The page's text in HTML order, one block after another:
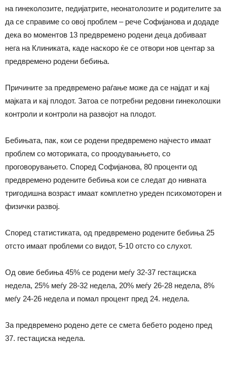
на гинеколозите, педијатрите, неонатолозите и родителите за
да се справиме со овој проблем – рече Софијанова и додаде
дека во моментов 13 предвремено родени деца добиваат
нега на Клиниката, каде наскоро ќе се отвори нов центар за
предвремено родени бебиња.
Причините за предвремено раѓање може да се најдат и кај
мајката и кај плодот. Затоа се потребни редовни гинеколошки
контроли и контроли на развојот на плодот.
Бебињата, пак, кои се родени предвремено најчесто имаат
проблем со моториката, со проодувањњето, со
проговорувањето. Според Софијанова, 80 проценти од
предвремено родените бебиња кои се следат до нивната
тригодишна возраст имаат комплетно уреден психомоторен и
физички развој.
Според статистиката, од предвремено родените бебиња 25
отсто имаат проблеми со видот, 5-10 отсто со слухот.
Од овие бебиња 45% се родени меѓу 32-37 гестациска
недела, 25% меѓу 28-32 недела, 20% меѓу 26-28 недела, 8%
меѓу 24-26 недела и помал процент пред 24. недела.
За предвремено родено дете се смета бебето родено пред
37. гестациска недела.